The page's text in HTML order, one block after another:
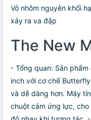
Vỏ nhôm nguyên khối
xảy ra va đập
The New
- Tổng quan: Sản
inch với cơ chế
và dễ dàng hơn. Máy
chuột cảm ứng lực,